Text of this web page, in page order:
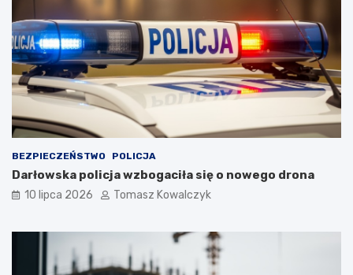
BEZPIECZEŃSTWO POLICJA
Darłowska policja wzbogaciła się o nowego drona
10 lipca 2026 Tomasz Kowalczyk